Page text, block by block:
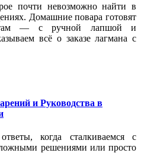
почти невозможно найти в
Домашние повара готовят
— с ручной лапшой и
всё о заказе лагмана с
и Руководства в
когда сталкиваемся с
решениями или просто